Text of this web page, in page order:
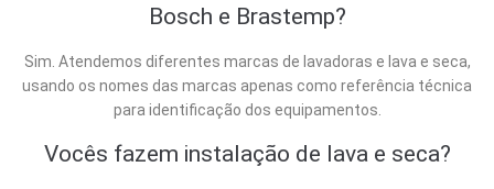
Bosch e Brastemp?
Sim. Atendemos diferentes marcas de lavadoras e lava e seca,
usando os nomes das marcas apenas como referência técnica
para identificação dos equipamentos.
Vocês fazem instalação de lava e seca?